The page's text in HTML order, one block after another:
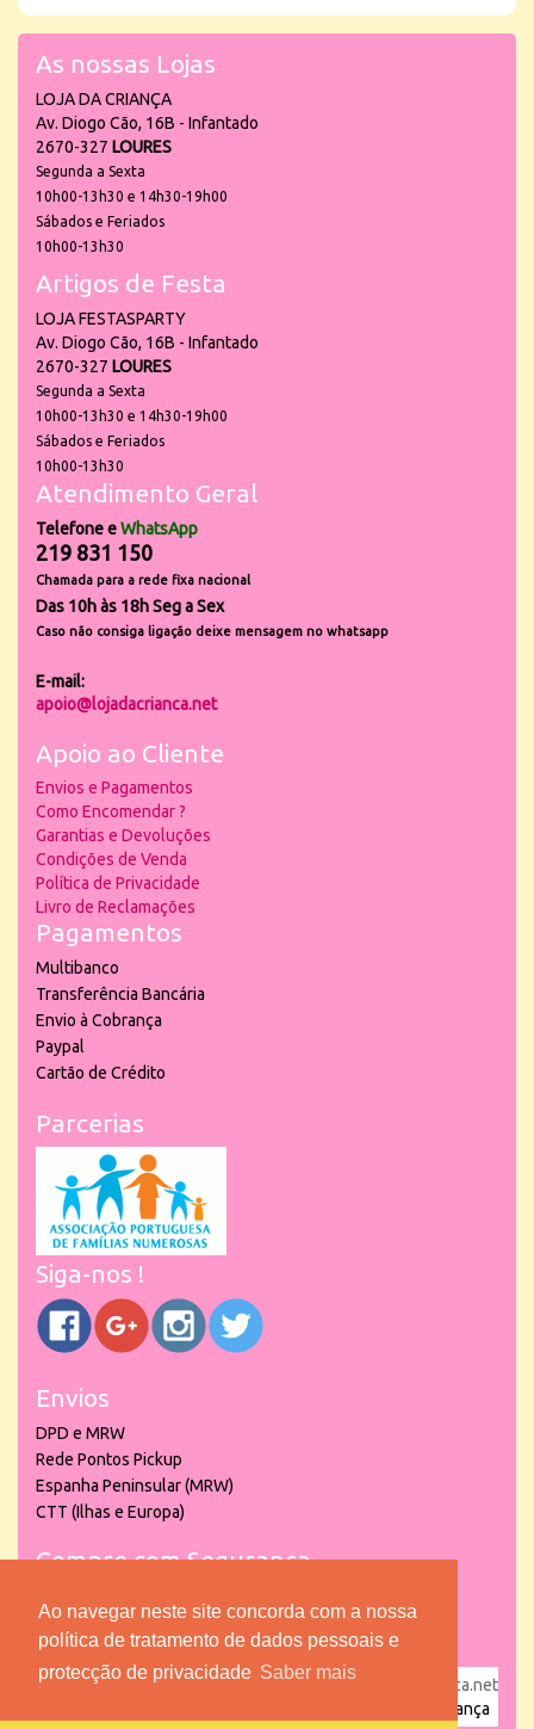
Ao navegar neste site concorda com a nossa
política de tratamento de dados pessoais e
protecção de privacidade Saber mais
As nossas Lojas
LOJA DA CRIANÇA
Av. Diogo Cão, 16B - Infantado
2670-327 LOURES
Segunda a Sexta
10h00-13h30 e 14h30-19h00
Sábados e Feriados
10h00-13h30
Artigos de Festa
LOJA FESTASPARTY
Av. Diogo Cão, 16B - Infantado
2670-327 LOURES
Segunda a Sexta
10h00-13h30 e 14h30-19h00
Sábados e Feriados
10h00-13h30
Atendimento Geral
Telefone eWhatsApp
219 831 150
Chamada para a rede fixa nacional
Das 10h às 18h Seg a Sex
Caso não consiga ligação deixe mensagem no whatsapp
E-mail:
apoio@lojadacrianca.net
Apoio ao Cliente
Envios e Pagamentos
Como Encomendar ?
Garantias e Devoluções
Condições de Venda
Política de Privacidade
Livro de Reclamações
Pagamentos
Multibanco
Transferência Bancária
Envio à Cobrança
Paypal
Cartão de Crédito
Parcerias
Siga-nos !
Envios
DPD e MRW
Rede Pontos Pickup
Espanha Peninsular (MRW)
CTT (Ilhas e Europa)
Compre com Segurança
powered by puber!a | © 2026 Copyright www.lojadacrianca.net
Loja da Criança